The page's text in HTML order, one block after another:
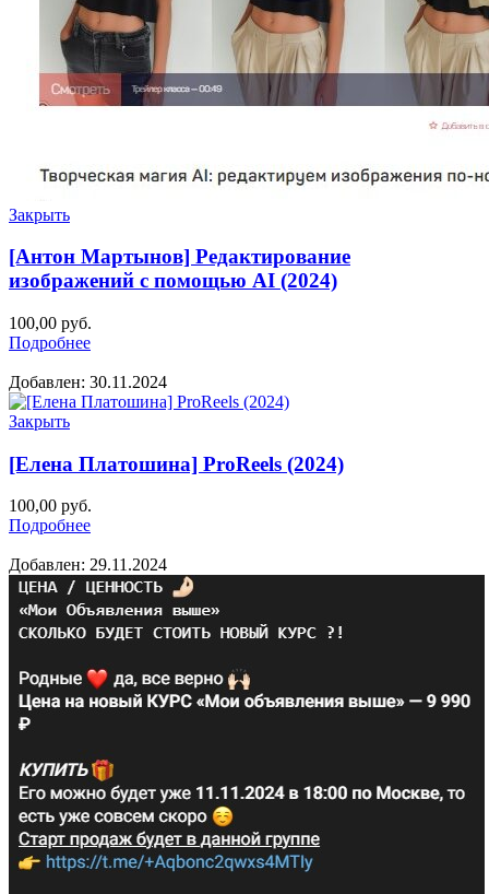
Закрыть
[Антон Мартынов] Редактирование
изображений с помощью AI (2024)
100,00 руб.
Подробнее
Добавлен: 30.11.2024
Закрыть
[Елена Платошина] ProReels (2024)
100,00 руб.
Подробнее
Добавлен: 29.11.2024